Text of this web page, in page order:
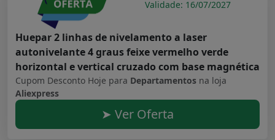
Validade: 16/07/2027
Huepar 2 linhas de nivelamento a laser
autonivelante 4 graus feixe vermelho verde
horizontal e vertical cruzado com base magnética
Cupom Desconto Hoje para Departamentos na loja
Aliexpress
➤ Ver Oferta